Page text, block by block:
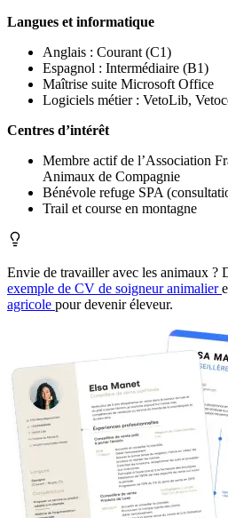
Langues et informatique
Anglais : Courant (C1)
Espagnol : Intermédiaire (B1)
Maîtrise suite Microsoft Office
Logiciels métier : VetoLib,
Centres d’intérêt
Membre actif de l’Association
Animaux de Compagnie
Bénévole refuge SPA
Trail et course en montagne
Envie de travailler avec les animaux ?
exemple de CV de soigneur animalier
agricole pour devenir éleveur.